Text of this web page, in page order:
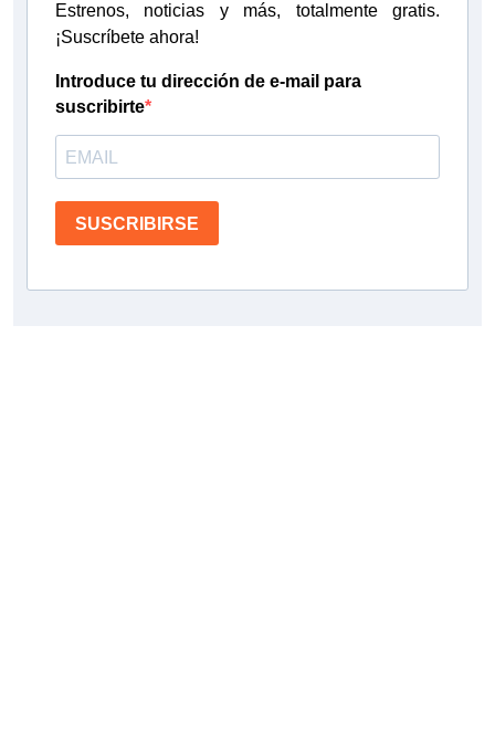
Estrenos, noticias y más, totalmente gratis.
¡Suscríbete ahora!
Introduce tu dirección de e-mail para
suscribirte
SUSCRIBIRSE